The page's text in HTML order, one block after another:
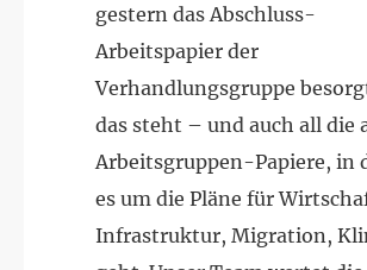
gestern das Abschluss-
Arbeitspapier der
Verhandlungsgruppe
das steht – und auch all die
Arbeitsgruppen-Papiere, in
es um die Pläne für
Infrastruktur, Migration,